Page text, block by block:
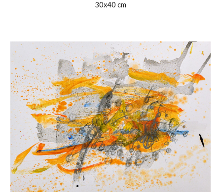
30x40 cm